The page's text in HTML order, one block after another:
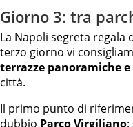
Giorno 3: tra
La Napoli segreta regala
terzo giorno vi
terrazze panoramiche
città.
Il primo punto di
dubbio Parco Virgiliano